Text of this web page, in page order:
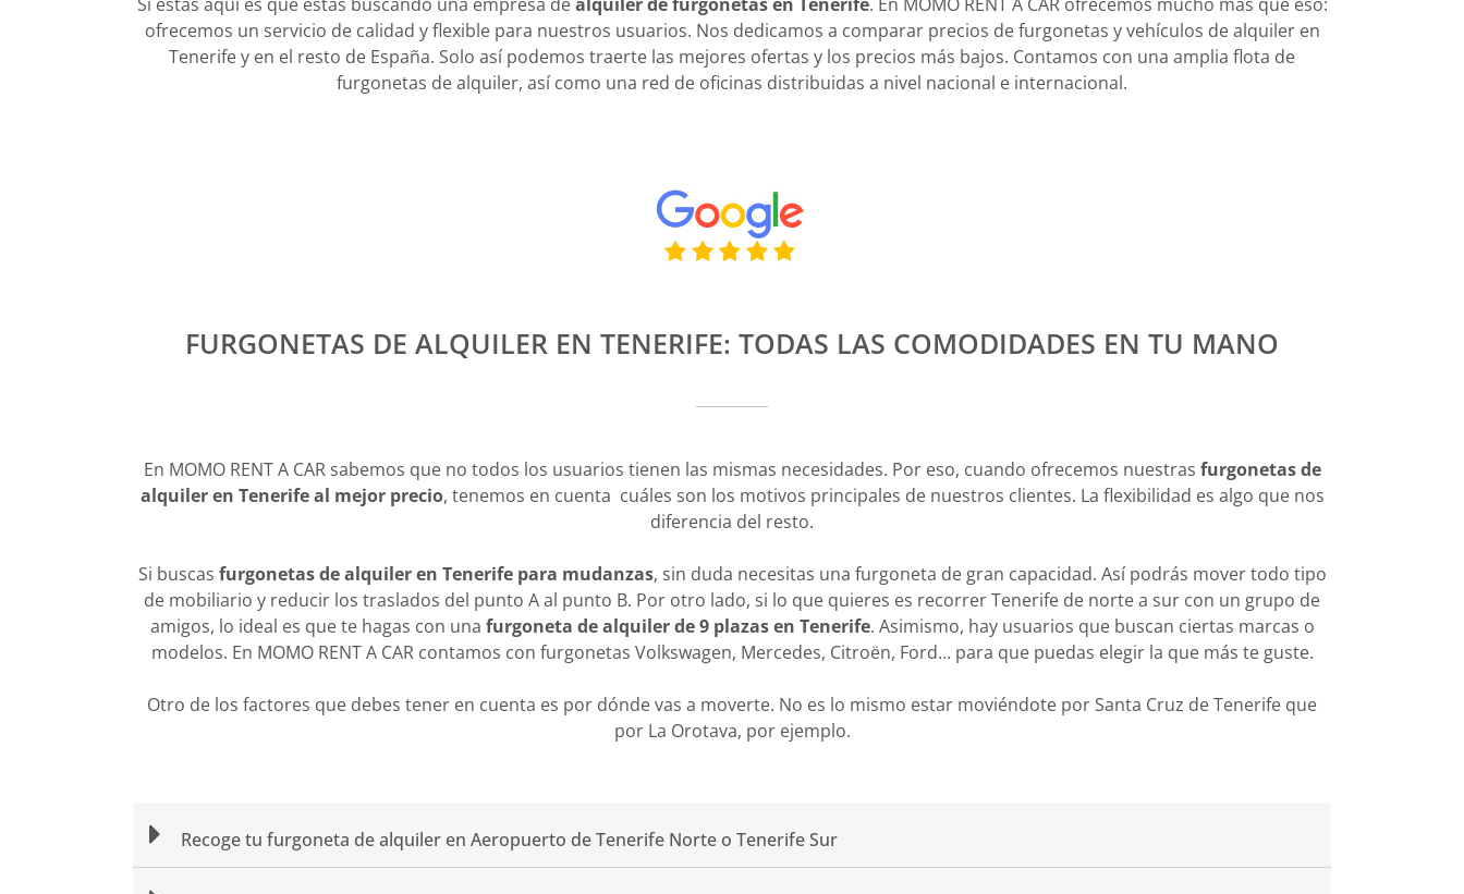
ofrecemos un servicio de calidad y flexible para nuestros usuarios. Nos dedicamos a comparar precios de furgonetas y vehículos de alquiler en
Tenerife y en el resto de España. Solo así podemos traerte las mejores ofertas y los precios más bajos. Contamos con una amplia flota de
furgonetas de alquiler, así como una red de oficinas distribuidas a nivel nacional e internacional.
FURGONETAS DE ALQUILER EN TENERIFE: TODAS LAS COMODIDADES EN TU MANO
En MOMO RENT A CAR sabemos que no todos los usuarios tienen las mismas necesidades. Por eso, cuando ofrecemos nuestras furgonetas de
alquiler en Tenerife al mejor precio, tenemos en cuenta cuáles son los motivos principales de nuestros clientes. La flexibilidad es algo que nos
diferencia del resto.
Si buscas furgonetas de alquiler en Tenerife para mudanzas, sin duda necesitas una furgoneta de gran capacidad. Así podrás mover todo tipo
de mobiliario y reducir los traslados del punto A al punto B. Por otro lado, si lo que quieres es recorrer Tenerife de norte a sur con un grupo de
amigos, lo ideal es que te hagas con una furgoneta de alquiler de 9 plazas en Tenerife. Asimismo, hay usuarios que buscan ciertas marcas o
modelos. En MOMO RENT A CAR contamos con furgonetas Volkswagen, Mercedes, Citroën, Ford… para que puedas elegir la que más te guste.
Otro de los factores que debes tener en cuenta es por dónde vas a moverte. No es lo mismo estar moviéndote por Santa Cruz de Tenerife que
por La Orotava, por ejemplo.
Recoge tu furgoneta de alquiler en Aeropuerto de Tenerife Norte o Tenerife Sur